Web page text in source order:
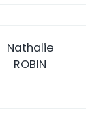
Nathalie
ROBIN